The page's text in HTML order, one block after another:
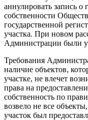
аннулировать запись о
собственности
государственной
участка. При новом
Администрации были
Требования
наличие объектов,
участке, не влечет
права на
собственность по
возвело не все
участок был